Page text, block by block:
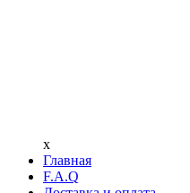
x
Главная
F.A.Q